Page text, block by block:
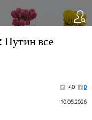
все
40
0
10.05.2026